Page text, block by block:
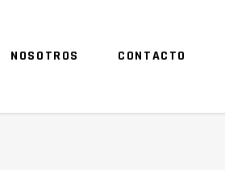
NOSOTROS CONTACTO